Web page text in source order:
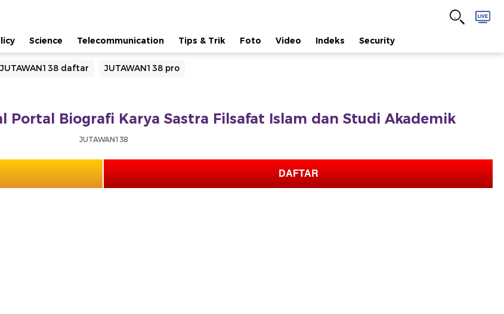
Science Telecommunication Tips & Trik Foto Video Indeks Security
JUTAWAN138 daftar JUTAWAN138 pro
Portal Biografi Karya Sastra Filsafat Islam dan Studi Akademik
JUTAWAN138
DAFTAR